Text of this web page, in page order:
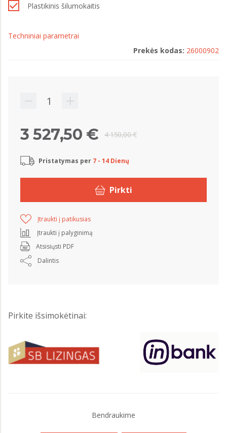
Plastikinis šilumokaitis
Techniniai parametrai
Prekės kodas: 26000902
4 150,00 €
3 527,50 €
Pristatymas per 7 - 14 Dienų
Pirkti
Įtraukti į patikusias
Įtraukti į palyginimą
Atsisiųsti PDF
Dalintis
Pirkite išsimokėtinai:
Bendraukime